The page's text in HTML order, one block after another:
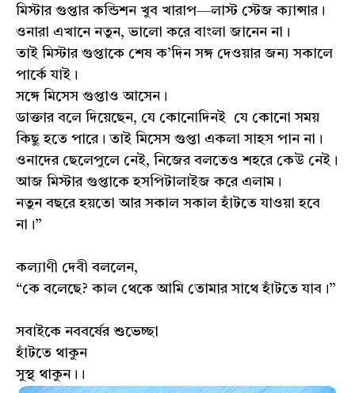
মিস্টার গুপ্তার কন্ডিশন খুব খারাপ—লাস্ট স্টেজ ক্যান্সার।
ওনারা এখানে নতুন, ভালো করে বাংলা জানেন না।
তাই মিস্টার গুপ্তাকে শেষ ক’দিন সঙ্গ দেওয়ার জন্য সকালে
পার্কে যাই।
সঙ্গে মিসেস গুপ্তাও আসেন।
ডাক্তার বলে দিয়েছেন, যে কোনোদিনই যে কোনো সময়
কিছু হতে পারে। তাই মিসেস গুপ্তা একলা সাহস পান না।
ওনাদের ছেলেপুলে নেই, নিজের বলতেও শহরে কেউ নেই।
আজ মিস্টার গুপ্তাকে হসপিটালাইজ করে এলাম।
নতুন বছরে হয়তো আর সকাল সকাল হাঁটতে যাওয়া হবে
না।”
কল্যাণী দেবী বললেন,
“কে বলেছে? কাল থেকে আমি তোমার সাথে হাঁটতে যাব।”
সবাইকে নববর্ষের শুভেচ্ছা
হাঁটতে থাকুন
সুস্থ থাকুন।।